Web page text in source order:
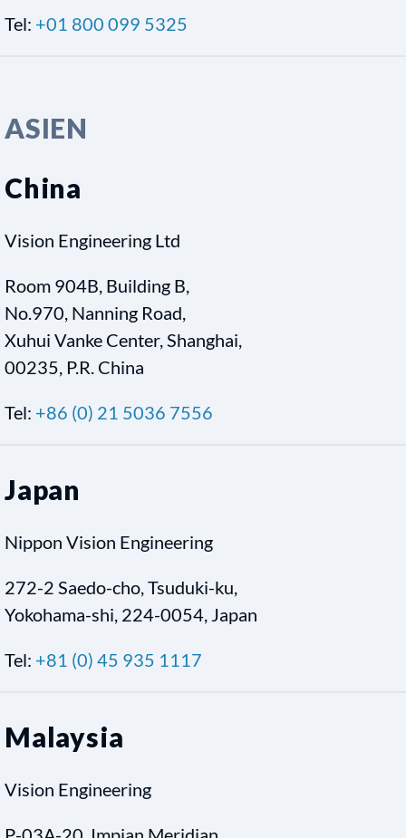
Tel: +01 800 099 5325
ASIEN
China
Vision Engineering Ltd
Room 904B, Building B,
No.970, Nanning Road,
Xuhui Vanke Center, Shanghai,
00235, P.R. China
Tel: +86 (0) 21 5036 7556
Japan
Nippon Vision Engineering
272-2 Saedo-cho, Tsuduki-ku,
Yokohama-shi, 224-0054, Japan
Tel: +81 (0) 45 935 1117
Malaysia
Vision Engineering